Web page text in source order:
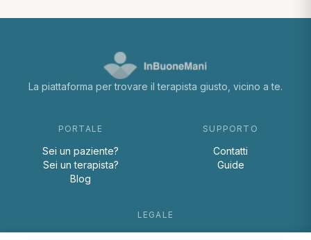
La piattaforma per trovare il terapista giusto, vicino a te.
PORTALE
Sei un paziente?
Sei un terapista?
Blog
SUPPORTO
Contatti
Guide
LEGALE